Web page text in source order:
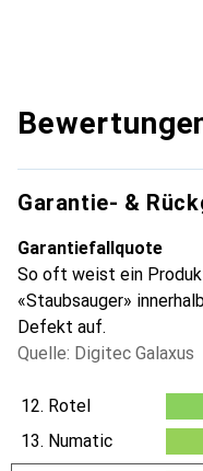
Garantie- &
Garantiefallquote
So oft weist ein
«Staubsauger»
Defekt auf.
Quelle: Digitec Galaxus
12. Rotel
13. Numatic